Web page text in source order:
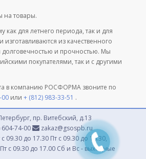
на товары.
для летнего периода, так и для
из качественного
долговечностью и прочностью. Мы
покупателями, так и с другими
в компанию РОСФОРМА звоните по
00 или + (812) 983-33-51 .
пр. Витебский, д.13
604-74-00
zakaz@gsospb.ru
09.30 до 17.30 Пт с 09.30 до 16.30,
с 09.30 до 17.00 Сб и Вс - выходные